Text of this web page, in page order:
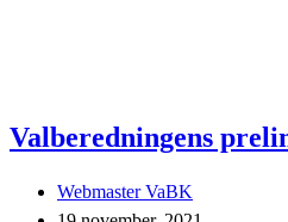
Valberedningens
Inläggsförfattare:
Webmaster VaBK